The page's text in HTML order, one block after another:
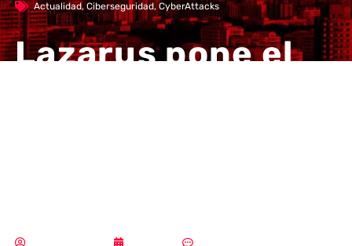
Actualidad,Ciberseguridad,CyberAttacks
Lazarus pone el